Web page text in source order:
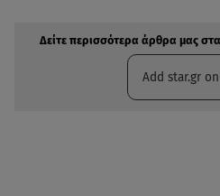
Δείτε περισσότερα άρθρα μας
Add star.gr